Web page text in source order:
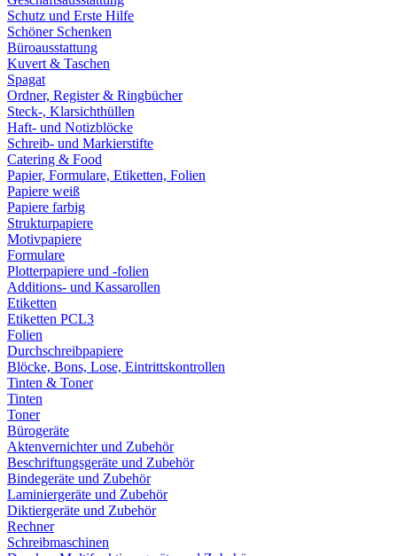
Schutz und Erste Hilfe
Schöner Schenken
Büroausstattung
Kuvert & Taschen
Spagat
Ordner, Register & Ringbücher
Steck-, Klarsichthüllen
Haft- und Notizblöcke
Schreib- und Markierstifte
Catering & Food
Papier, Formulare, Etiketten, Folien
Papiere weiß
Papiere farbig
Strukturpapiere
Motivpapiere
Formulare
Plotterpapiere und -folien
Additions- und Kassarollen
Etiketten
Etiketten PCL3
Folien
Durchschreibpapiere
Blöcke, Bons, Lose, Eintrittskontrollen
Tinten & Toner
Tinten
Toner
Bürogeräte
Aktenvernichter und Zubehör
Beschriftungsgeräte und Zubehör
Bindegeräte und Zubehör
Laminiergeräte und Zubehör
Diktiergeräte und Zubehör
Rechner
Schreibmaschinen